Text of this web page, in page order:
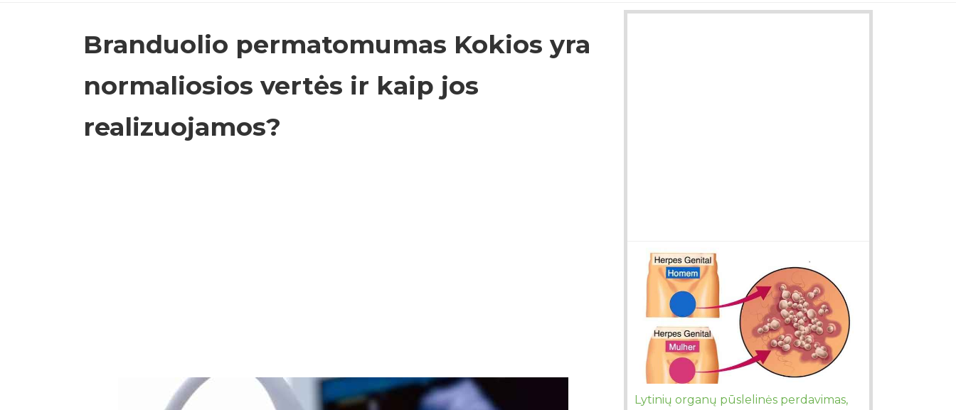
Branduolio permatomumas Kokios yra
normaliosios vertės ir kaip jos
realizuojamos?
Lytinių organų pūslelinės perdavimas,